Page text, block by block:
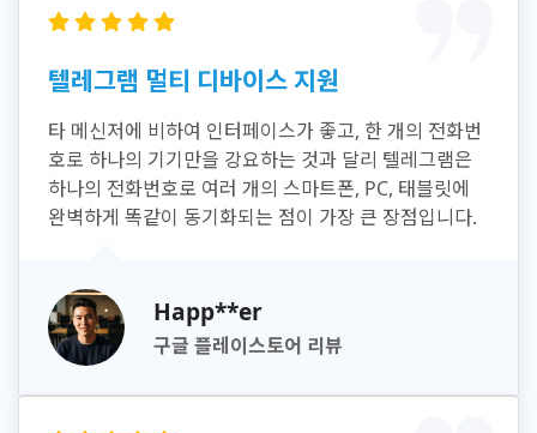
텔레그램 멀티 디바이스 지원
타 메신저에 비하여 인터페이스가 좋고, 한 개의 전화번
호로 하나의 기기만을 강요하는 것과 달리 텔레그램은
하나의 전화번호로 여러 개의 스마트폰, PC, 태블릿에
완벽하게 똑같이 동기화되는 점이 가장 큰 장점입니다.
Happ**er
구글 플레이스토어 리뷰